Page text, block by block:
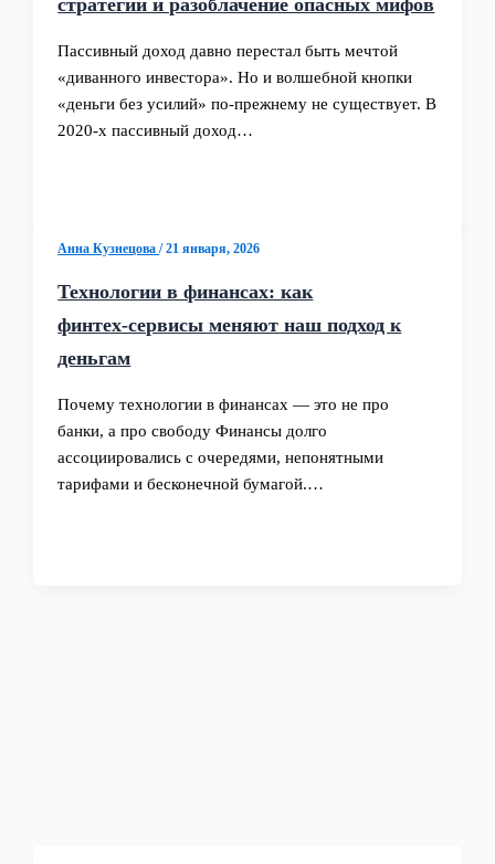
Пассивный доход давно перестал быть мечтой
«диванного инвестора». Но и волшебной кнопки
«деньги без усилий» по-прежнему не существует. В
2020‑х пассивный доход…
Анна Кузнецова/21 января, 2026
Технологии в финансах: как
финтех‑сервисы меняют наш подход к
деньгам
Почему технологии в финансах — это не про
банки, а про свободу Финансы долго
ассоциировались с очередями, непонятными
тарифами и бесконечной бумагой.…